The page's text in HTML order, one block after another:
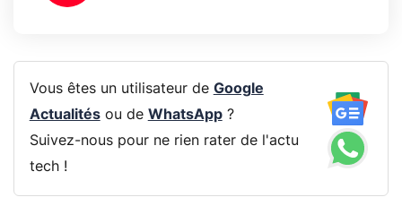
Vous êtes un utilisateur de Google
Actualitésou de WhatsApp?
Suivez-nous pour ne rien rater de l'actu
tech !